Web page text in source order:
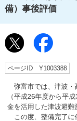
備）事後評価
ページID Y1003388
弥富市では、津波・
（平成26年度から平
金を活用した津波避難
この度、整備完了に